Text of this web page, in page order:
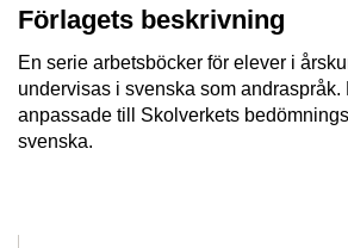
Förlagets beskrivning
En serie arbetsböcker för elever i
undervisas i svenska som andraspråk.
anpassade till Skolverkets
svenska.